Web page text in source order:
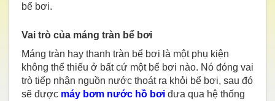
bể bơi.
Vai trò của máng tràn bể bơi
Máng tràn hay thanh tràn bể bơi là một phụ kiện
không thể thiếu ở bất cứ một bể bơi nào. Nó đóng vai
trò tiếp nhận nguồn nước thoát ra khỏi bể bơi, sau đó
sẽ được máy bơm nước hồ bơi đưa qua hệ thống